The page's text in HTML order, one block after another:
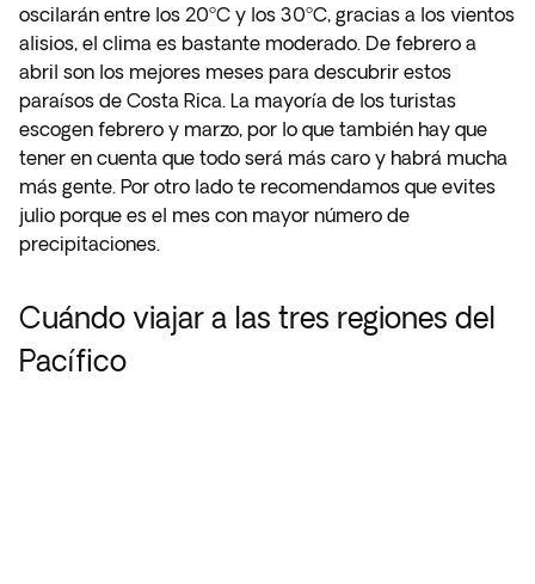
oscilarán entre los 20ºC y los 30ºC, gracias a los vientos
alisios, el clima es bastante moderado. De febrero a
abril son los mejores meses para descubrir estos
paraísos de Costa Rica. La mayoría de los turistas
escogen febrero y marzo, por lo que también hay que
tener en cuenta que todo será más caro y habrá mucha
más gente. Por otro lado te recomendamos que evites
julio porque es el mes con mayor número de
precipitaciones.
Cuándo viajar a las tres regiones del
Pacífico